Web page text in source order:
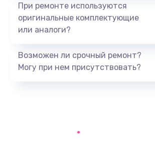
Замена батарейки
Заказать
Ремонт цепи питания
При ремонте используются
оригинальные комплектующие
или аналоги?
Возможен ли срочный ремонт?
Могу при нем присутствовать?